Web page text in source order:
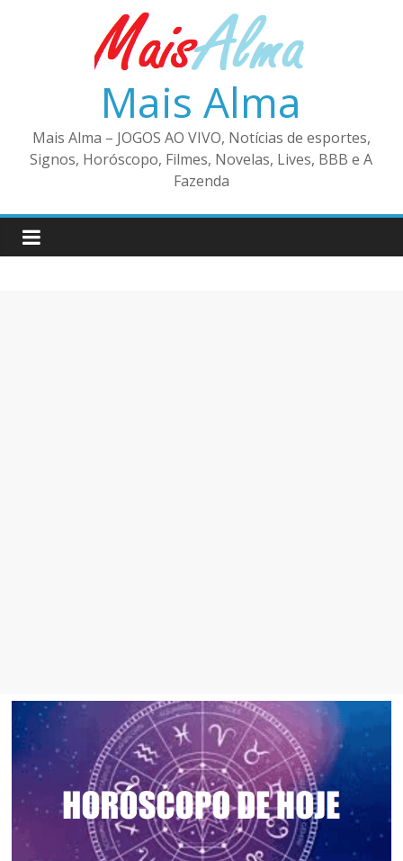
Mais Alma
Mais Alma – JOGOS AO VIVO, Notícias de esportes,
Signos, Horóscopo, Filmes, Novelas, Lives, BBB e A
Fazenda